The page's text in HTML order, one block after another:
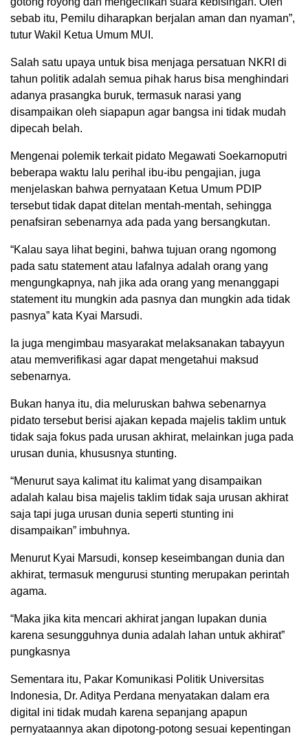
sebab itu, Pemilu diharapkan berjalan aman dan nyaman”,
tutur Wakil Ketua Umum MUI.
Salah satu upaya untuk bisa menjaga persatuan NKRI di
tahun politik adalah semua pihak harus bisa menghindari
adanya prasangka buruk, termasuk narasi yang
disampaikan oleh siapapun agar bangsa ini tidak mudah
dipecah belah.
Mengenai polemik terkait pidato Megawati Soekarnoputri
beberapa waktu lalu perihal ibu-ibu pengajian, juga
menjelaskan bahwa pernyataan Ketua Umum PDIP
tersebut tidak dapat ditelan mentah-mentah, sehingga
penafsiran sebenarnya ada pada yang bersangkutan.
“Kalau saya lihat begini, bahwa tujuan orang ngomong
pada satu statement atau lafalnya adalah orang yang
mengungkapnya, nah jika ada orang yang menanggapi
statement itu mungkin ada pasnya dan mungkin ada tidak
pasnya” kata Kyai Marsudi.
Ia juga mengimbau masyarakat melaksanakan tabayyun
atau memverifikasi agar dapat mengetahui maksud
sebenarnya.
Bukan hanya itu, dia meluruskan bahwa sebenarnya
pidato tersebut berisi ajakan kepada majelis taklim untuk
tidak saja fokus pada urusan akhirat, melainkan juga pada
urusan dunia, khususnya stunting.
“Menurut saya kalimat itu kalimat yang disampaikan
adalah kalau bisa majelis taklim tidak saja urusan akhirat
saja tapi juga urusan dunia seperti stunting ini
disampaikan” imbuhnya.
Menurut Kyai Marsudi, konsep keseimbangan dunia dan
akhirat, termasuk mengurusi stunting merupakan perintah
agama.
“Maka jika kita mencari akhirat jangan lupakan dunia
karena sesungguhnya dunia adalah lahan untuk akhirat”
pungkasnya
Sementara itu, Pakar Komunikasi Politik Universitas
Indonesia, Dr. Aditya Perdana menyatakan dalam era
digital ini tidak mudah karena sepanjang apapun
pernyataannya akan dipotong-potong sesuai kepentingan